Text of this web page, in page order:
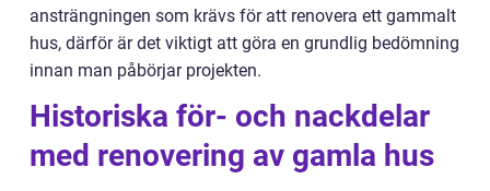
ansträngningen som krävs för att renovera ett gammalt
hus, därför är det viktigt att göra en grundlig bedömning
innan man påbörjar projekten.
Historiska för- och nackdelar
med renovering av gamla hus